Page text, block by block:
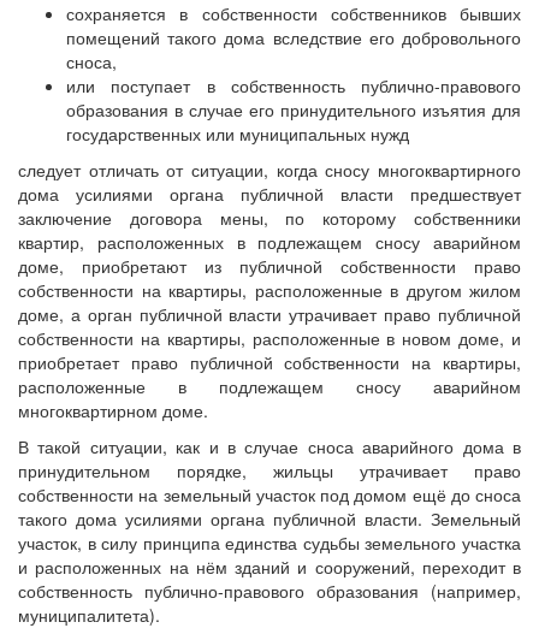
сохраняется в собственности собственников бывших
помещений такого дома вследствие его добровольного
сноса,
или поступает в собственность публично-правового
образования в случае его принудительного изъятия для
государственных или муниципальных нужд
следует отличать от ситуации, когда сносу многоквартирного
дома усилиями органа публичной власти предшествует
заключение договора мены, по которому собственники
квартир, расположенных в подлежащем сносу аварийном
доме, приобретают из публичной собственности право
собственности на квартиры, расположенные в другом жилом
доме, а орган публичной власти утрачивает право публичной
собственности на квартиры, расположенные в новом доме, и
приобретает право публичной собственности на квартиры,
расположенные в подлежащем сносу аварийном
многоквартирном доме.
В такой ситуации, как и в случае сноса аварийного дома в
принудительном порядке, жильцы утрачивает право
собственности на земельный участок под домом ещё до сноса
такого дома усилиями органа публичной власти. Земельный
участок, в силу принципа единства судьбы земельного участка
и расположенных на нём зданий и сооружений, переходит в
собственность публично-правового образования (например,
муниципалитета).